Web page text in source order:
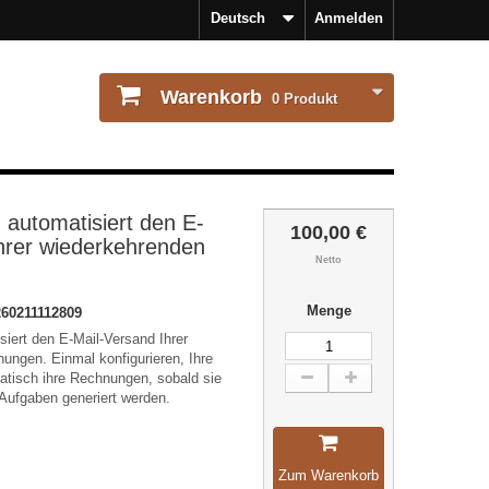
Anmelden
Deutsch
Warenkorb 0 Produkt
automatisiert den E-
wiederkehrenden
den E-Mail-Versand Ihrer
Einmal konfigurieren, Ihre
ihre Rechnungen, sobald sie
generiert werden.
100,00 €
Netto
Menge
Zum Warenkorb